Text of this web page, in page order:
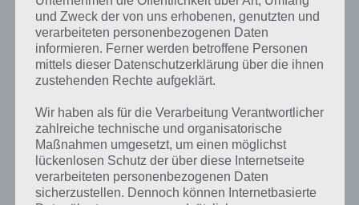
Weitere Aufgaben und Rätsel im gleichen
Level
Ebenfalls im gleichen Level wie “Ein Ort, an dem du eine Waage
in der Werkstatt “. Klicke einfach auf den Sachverhalt, um zur 94%
Lösung zu gelangen.
Wenn die Lösung nicht mehr aktuell sein sollte oder ein Wort in der
Lösung von 94 Prozent fehlt, so teile uns die korrekten Lösungen
und Zweck der von uns erhobenen, genutzten und
verarbeiteten personenbezogenen Daten
informieren. Ferner werden betroffene Personen
mittels dieser Datenschutzerklärung über die ihnen
zustehenden Rechte aufgeklärt.
Wir haben als für die Verarbeitung Verantwortlicher
zahlreiche technische und organisatorische
Maßnahmen umgesetzt, um einen möglichst
lückenlosen Schutz der über diese Internetseite
verarbeiteten personenbezogenen Daten
sicherzustellen. Dennoch können Internetbasierte